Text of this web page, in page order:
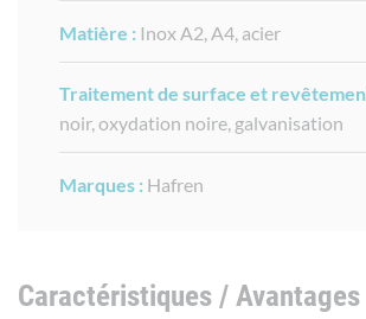
Matière : Inox A2, A4, acier
Traitement de surface et
noir, oxydation noire, galvanisation
Marques : Hafren
Caractéristiques / Avantages